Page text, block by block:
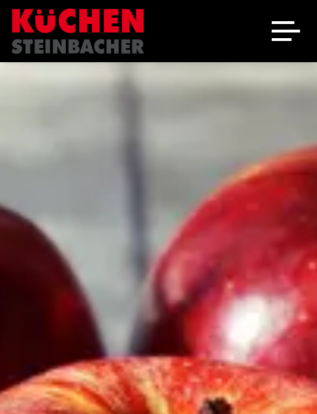
Ausstellung
Angebote
Jobs
Kontakt